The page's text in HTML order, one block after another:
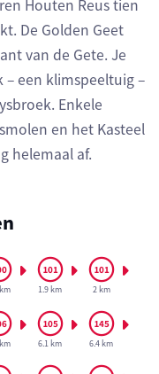
Houten Reus tien
De Golden Geet
van de Gete. Je
een klimspeeltuig –
Enkele
en het Kasteel
helemaal af.
1.9 km 2 km
6.1 km 6.4 km